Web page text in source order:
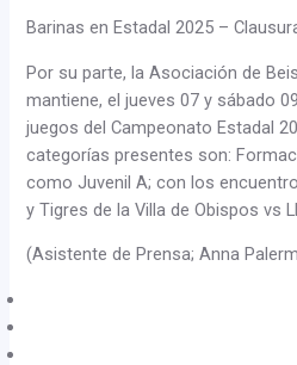
Barinas en Estadal 2025 –
Por su parte, la Asociación de
mantiene, el jueves 07 y sábado
juegos del Campeonato Estadal
categorías presentes son:
como Juvenil A; con los
y Tigres de la Villa de Obispos vs
(Asistente de Prensa; Anna